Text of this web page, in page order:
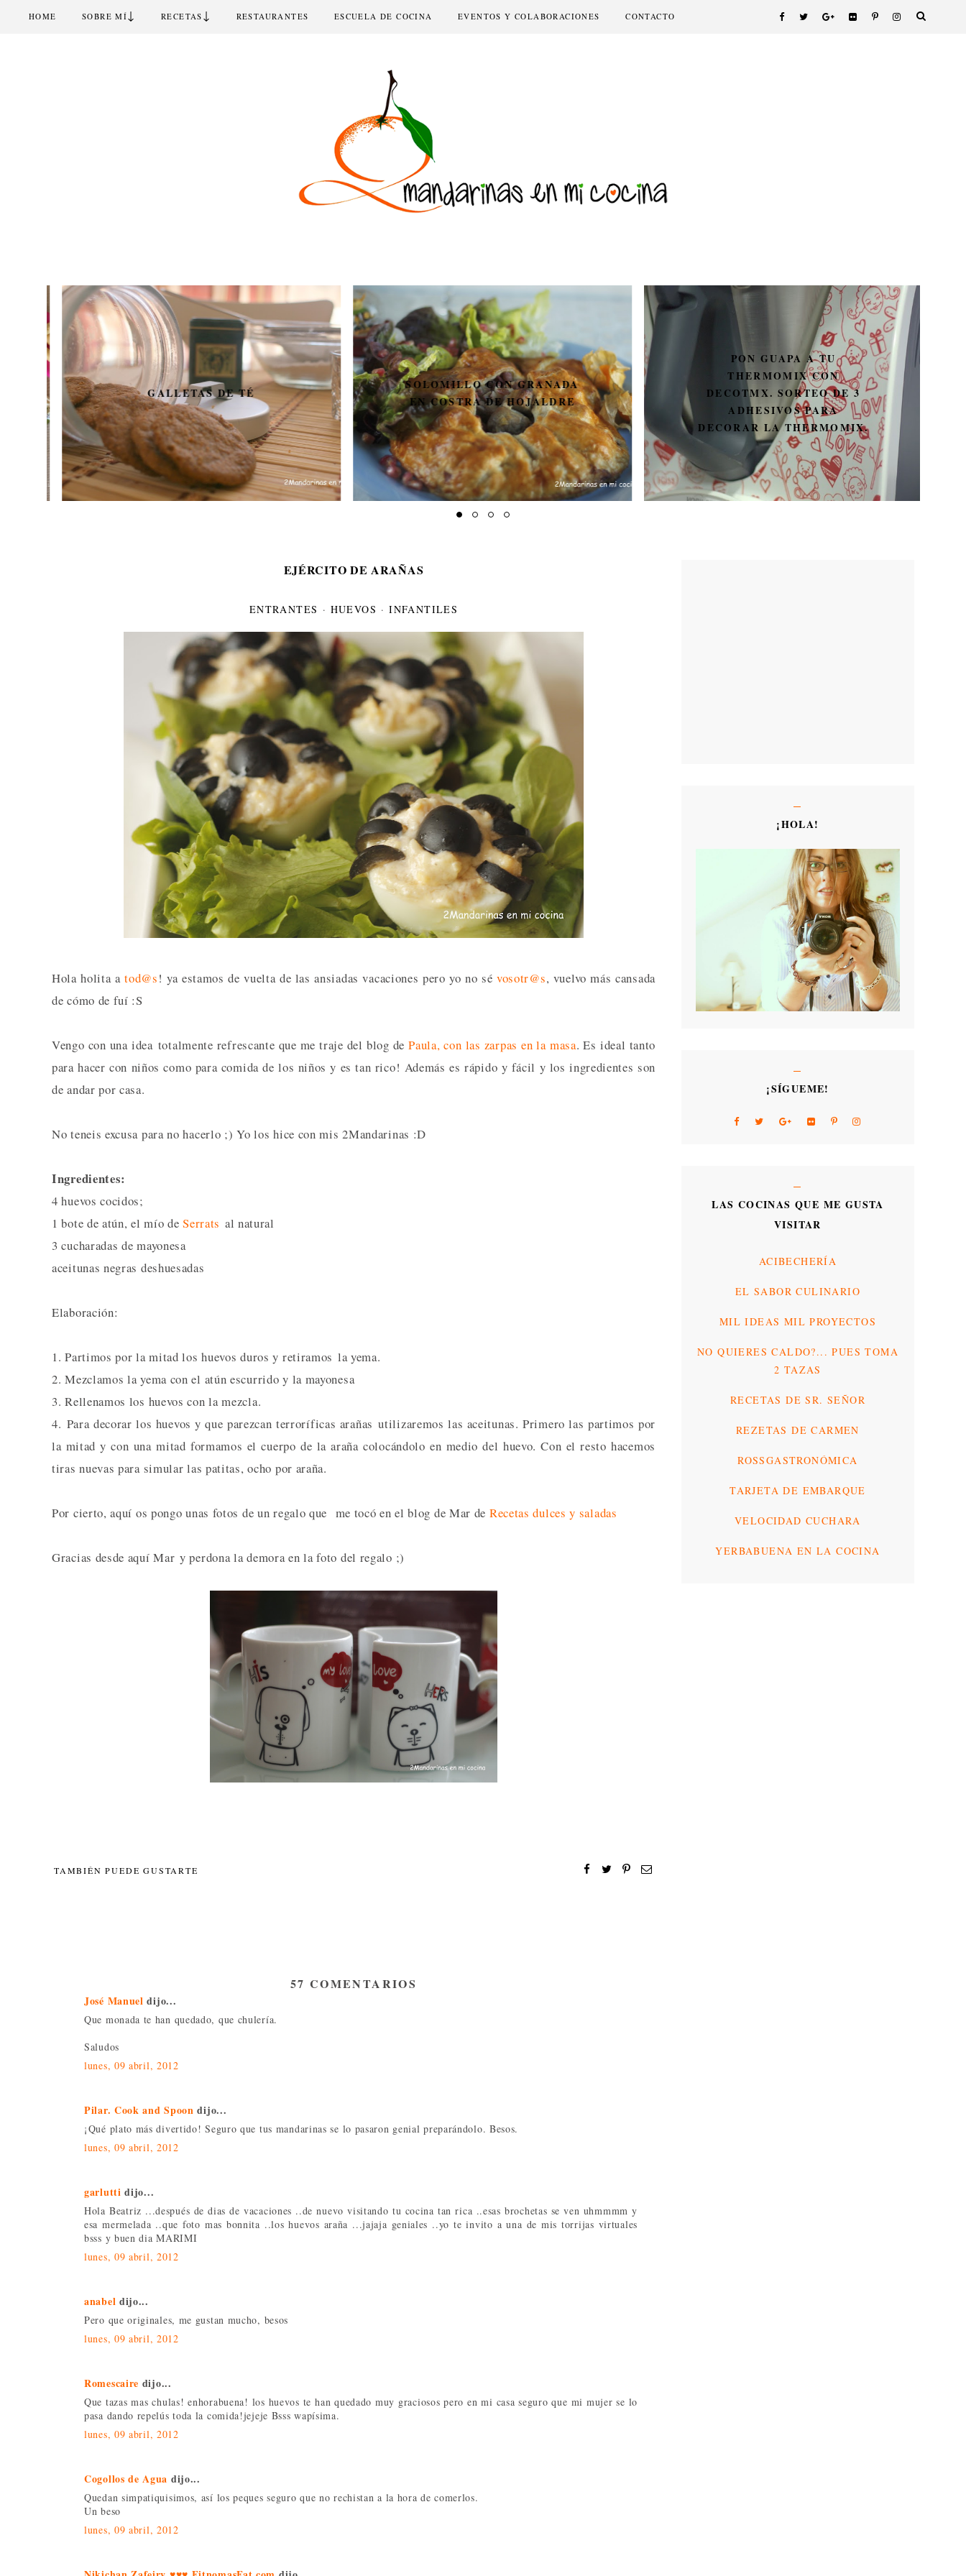
HOME SOBRE MÍ↓ RECETAS ↓ RESTAURANTES ESCUELA DE COCINA EVENTOS Y COLABORACIONES CONTACTO
GALLETAS DE TÉ
SOLOMILLO CON GRANADA
EN COSTRA DE HOJALDRE
PON GUAPA A TU
THERMOMIX CON
DECOTMX. SORTEO DE 3
ADHESIVOS PARA
DECORAR LA THERMOMIX.
EJÉRCITO DE ARAÑAS
ENTRANTES · HUEVOS ·INFANTILES
Hola holita atod@s! ya estamos de vuelta de las ansiadas vacaciones pero yo no sé vosotr@s, vuelvo más cansada
de cómo de fuí :S
Vengo con una idea totalmente refrescante que me traje del blog dePaula, con las zarpas en la masa. Es ideal tanto
para hacer con niños como para comida de los niños y es tan rico! Además es rápido y fácil y los ingredientes son
de andar por casa.
No teneis excusa para no hacerlo ;) Yo los hice con mis 2Mandarinas :D
Ingredientes:
4 huevos cocidos;
1 bote de atún, el mío deSerrats al natural
3 cucharadas de mayonesa
aceitunas negras deshuesadas
Elaboración:
1. Partimos por la mitad los huevos duros y retiramos la yema.
2. Mezclamos la yema con el atún escurrido y la mayonesa
3. Rellenamos los huevos con la mezcla.
4. Para decorar los huevos y que parezcan terroríficas arañas utilizaremos las aceitunas. Primero las partimos por
la mitad y con una mitad formamos el cuerpo de la araña colocándolo en medio del huevo. Con el resto hacemos
tiras nuevas para simular las patitas, ocho por araña.
Por cierto, aquí os pongo unas fotos de un regalo que me tocó en el blog de Mar de Recetas dulces y saladas
Gracias desde aquí Mar y perdona la demora en la foto del regalo ;)
TAMBIÉN PUEDE GUSTARTE
57 COMENTARIOS
José Manuel dijo...
Que monada te han quedado, que chulería.
Saludos
lunes, 09 abril, 2012
Pilar. Cook and Spoon dijo...
¡Qué plato más divertido! Seguro que tus mandarinas se lo pasaron genial preparándolo. Besos.
lunes, 09 abril, 2012
garlutti dijo...
Hola Beatriz ...después de dias de vacaciones ..de nuevo visitando tu cocina tan rica ..esas brochetas se ven uhmmmm y
esa mermelada ..que foto mas bonnita ..los huevos araña ...jajaja geniales ..yo te invito a una de mis torrijas virtuales
bsss y buen dia MARIMI
lunes, 09 abril, 2012
anabel dijo...
Pero que originales, me gustan mucho, besos
lunes, 09 abril, 2012
Romescaire dijo...
Que tazas mas chulas! enhorabuena! los huevos te han quedado muy graciosos pero en mi casa seguro que mi mujer se lo
pasa dando repelús toda la comida!jejeje Bsss wapísima.
lunes, 09 abril, 2012
Cogollos de Agua dijo...
Quedan simpatiquisimos, así los peques seguro que no rechistan a la hora de comerlos.
Un beso
lunes, 09 abril, 2012
¡HOLA!
¡SÍGUEME!
LAS COCINAS QUE ME GUSTA
VISITAR
ACIBECHERÍA
EL SABOR CULINARIO
MIL IDEAS MIL PROYECTOS
NO QUIERES CALDO?... PUES TOMA
2 TAZAS
RECETAS DE SR. SEÑOR
REZETAS DE CARMEN
ROSSGASTRONÓMICA
TARJETA DE EMBARQUE
VELOCIDAD CUCHARA
YERBABUENA EN LA COCINA